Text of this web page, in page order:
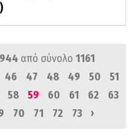
από σύνολο 1161
46 47 48 49 50
51
58 59 60 61 62
63
70 71 72 73 ›